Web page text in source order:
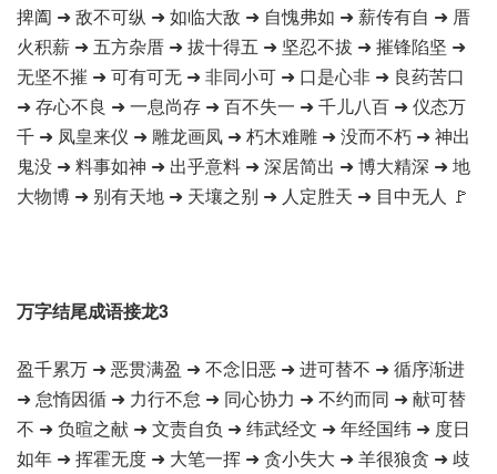
捭阖 ➜ 敌不可纵 ➜ 如临大敌 ➜ 自愧弗如 ➜ 薪传有自 ➜ 厝
火积薪 ➜ 五方杂厝 ➜ 拔十得五 ➜ 坚忍不拔 ➜ 摧锋陷坚 ➜
无坚不摧 ➜ 可有可无 ➜ 非同小可 ➜ 口是心非 ➜ 良药苦口
➜ 存心不良 ➜ 一息尚存 ➜ 百不失一 ➜ 千儿八百 ➜ 仪态万
千 ➜ 凤皇来仪 ➜ 雕龙画凤 ➜ 朽木难雕 ➜ 没而不朽 ➜ 神出
鬼没 ➜ 料事如神 ➜ 出乎意料 ➜ 深居简出 ➜ 博大精深 ➜ 地
大物博 ➜ 别有天地 ➜ 天壤之别 ➜ 人定胜天 ➜ 目中无人 🚩
万字结尾成语接龙3
盈千累万 ➜ 恶贯满盈 ➜ 不念旧恶 ➜ 进可替不 ➜ 循序渐进
➜ 怠惰因循 ➜ 力行不怠 ➜ 同心协力 ➜ 不约而同 ➜ 献可替
不 ➜ 负暄之献 ➜ 文责自负 ➜ 纬武经文 ➜ 年经国纬 ➜ 度日
如年 ➜ 挥霍无度 ➜ 大笔一挥 ➜ 贪小失大 ➜ 羊很狼贪 ➜ 歧